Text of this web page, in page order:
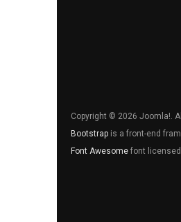
Copyright © 2026 Joomla!.
Bootstrap is a front-end
Font Awesome font